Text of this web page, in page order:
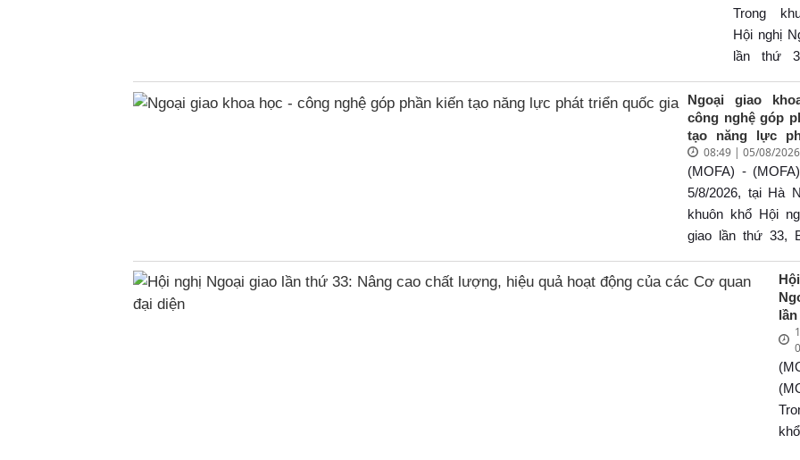
8/
31
28/
Trong
Hội nghị
lần thứ
Nội, Bộ
đã tổ
kết nối
đồng
Cộng
nghiệp”
dự của
Bộ Ngoại
Hoài
đạo Bộ
các
quan đại
Nam ở
cùng đại
hiệp hội
và cộng
Ngoại giao
công nghệ góp
tạo năng lực
quốc gia
08:49 | 05/08/2026
(MOFA) -
5/8/2026, tại Hà
khuôn khổ Hội
giao lần thứ 33,
“Ngoại giao khoa
nghệ góp phần
năng lực phát
gia”. Phiên
trưởng Ngoại
Trung, Uỷ viên
Trung ương về
khoa học, công